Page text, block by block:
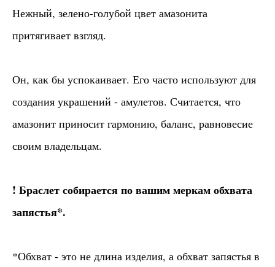
Нежный, зелено-голубой цвет амазонита
притягивает взгляд.
Он, как бы успокаивает. Его часто используют для
создания украшений - амулетов. Считается, что
амазонит приносит гармонию, баланс, равновесие
своим владельцам.
! Браслет собирается по вашим меркам обхвата
запястья*.
*Обхват - это не длина изделия, а обхват запястья в